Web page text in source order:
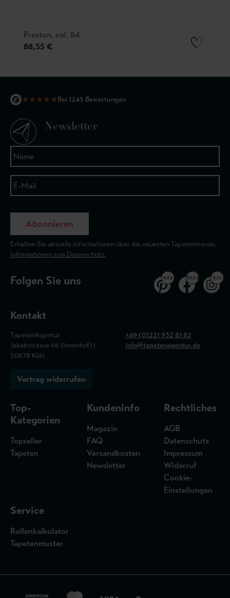
Preston, col. 84
88,55 €
★★★★★Bei 1245 Bewertungen
Newsletter
Abonnieren
Erhalten Sie aktuelle Informationen über die neuesten Tapetentrends.
Informationen zum Datenschutz.
Folgen Sie uns 4,9 k 32,5 k 3,1 k
Kontakt
TapetenAgentur
Jakobstrasse 66 (Innenhof) |
50678 Köln
+49 (0)221 932 81 82
info@tapetenagentur.de
Vertrag widerrufen
Top-
Kategorien
Topseller
Tapeten
Kundeninfo
Magazin
FAQ
Versandkosten
Newsletter
Rechtliches
AGB
Datenschutz
Impressum
Widerruf
Cookie-
Einstellungen
Service
Rollenkalkulator
Tapetenmuster